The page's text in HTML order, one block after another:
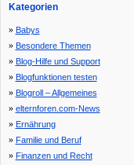
Kategorien
Babys
Besondere Themen
Blog-Hilfe und Support
Blogfunktionen testen
Blogroll – Allgemeines
elternforen.com-News
Ernährung
Familie und Beruf
Finanzen und Recht